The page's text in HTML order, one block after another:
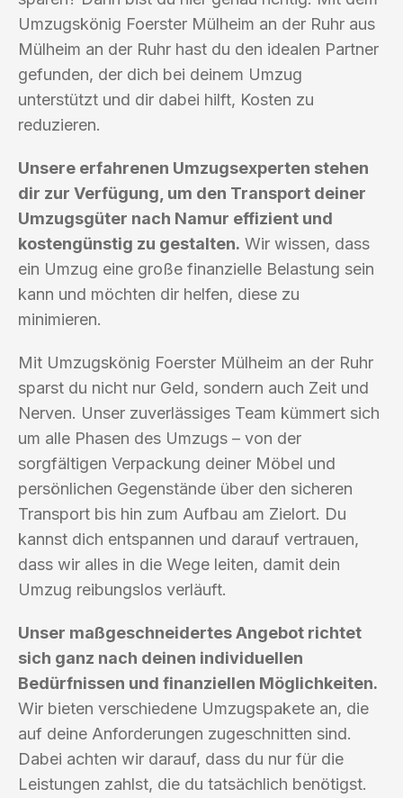
Umzugskönig Foerster Mülheim an der Ruhr aus
Mülheim an der Ruhr hast du den idealen Partner
gefunden, der dich bei deinem Umzug
unterstützt und dir dabei hilft, Kosten zu
reduzieren.
Unsere erfahrenen Umzugsexperten stehen
dir zur Verfügung, um den Transport deiner
Umzugsgüter nach Namur effizient und
kostengünstig zu gestalten. Wir wissen, dass
ein Umzug eine große finanzielle Belastung sein
kann und möchten dir helfen, diese zu
minimieren.
Mit Umzugskönig Foerster Mülheim an der Ruhr
sparst du nicht nur Geld, sondern auch Zeit und
Nerven. Unser zuverlässiges Team kümmert sich
um alle Phasen des Umzugs – von der
sorgfältigen Verpackung deiner Möbel und
persönlichen Gegenstände über den sicheren
Transport bis hin zum Aufbau am Zielort. Du
kannst dich entspannen und darauf vertrauen,
dass wir alles in die Wege leiten, damit dein
Umzug reibungslos verläuft.
Unser maßgeschneidertes Angebot richtet
sich ganz nach deinen individuellen
Bedürfnissen und finanziellen Möglichkeiten.
Wir bieten verschiedene Umzugspakete an, die
auf deine Anforderungen zugeschnitten sind.
Dabei achten wir darauf, dass du nur für die
Leistungen zahlst, die du tatsächlich benötigst.